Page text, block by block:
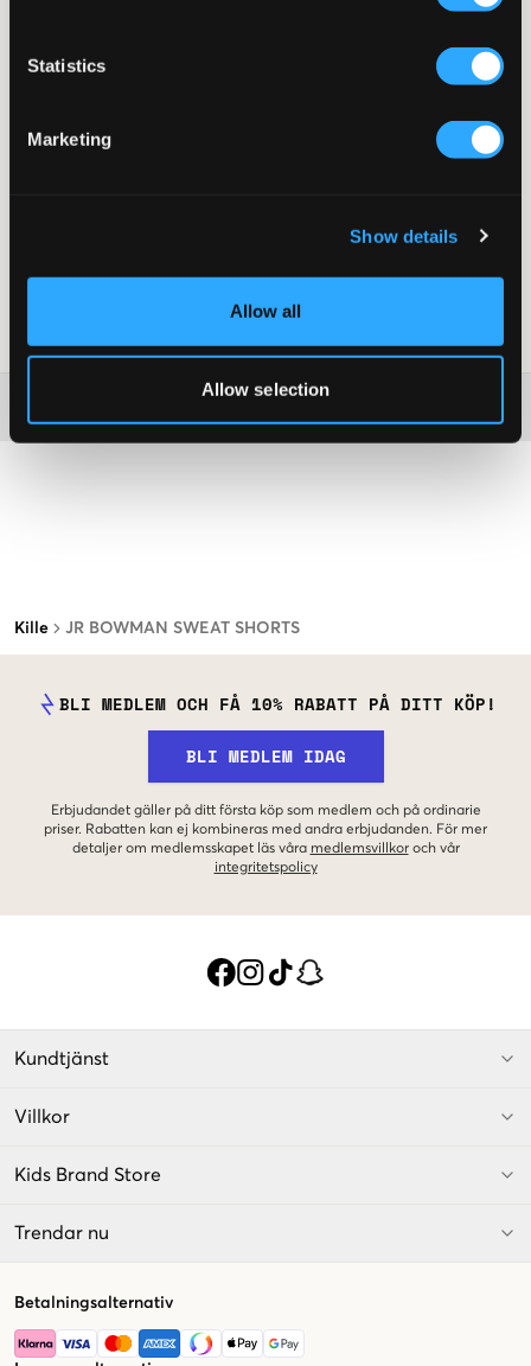
Statistics
Marketing
Show details
Allow all
Allow selection
Kille JR BOWMAN SWEAT SHORTS
tillsammans med en av överdelarna i samma nyans för ett helt
Shorts
Sidofickor
Art.nr
BLI MEDLEM OCH FÅ 10% RABATT PÅ DITT KÖP!
BLI MEDLEM IDAG
Erbjudandet gäller på ditt första köp som medlem och på ordinarie
priser. Rabatten kan ej kombineras med andra erbjudanden. För mer
detaljer om medlemsskapet läs våra medlemsvillkor och vår
integritetspolicy
Kundtjänst
Villkor
Kids Brand Store
Trendar nu
Betalningsalternativ